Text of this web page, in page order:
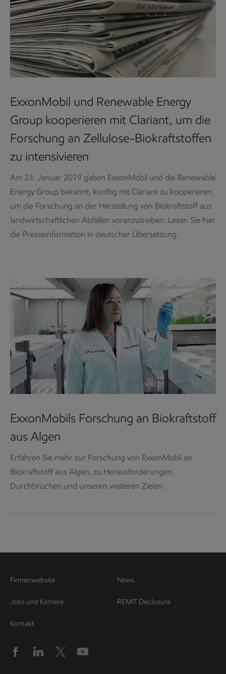
ExxonMobil und Renewable Energy
Group kooperieren mit Clariant, um die
Forschung an Zellulose-Biokraftstoffen
zu intensivieren
Am 23. Januar 2019 gaben ExxonMobil und die Renewable
Energy Group bekannt, künftig mit Clariant zu kooperieren,
um die Forschung an der Herstellung von Biokraftstoff aus
landwirtschaftlichen Abfällen voranzutreiben. Lesen Sie hier
die Presseinformation in deutscher Übersetzung.
ExxonMobils Forschung an Biokraftstoff
aus Algen
Erfahren Sie mehr zur Forschung von ExxonMobil an
Biokraftstoff aus Algen, zu Herausforderungen,
Durchbrüchen und unseren weiteren Zielen.
Firmenwebsite
Jobs und Karriere
Kontakt
News
REMIT Disclosure